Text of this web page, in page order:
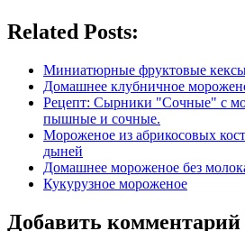
Related Posts:
Миниатюрные фруктовые
Домашнее клубничное
Рецепт: Сырники "Сочные" с
пышные и сочные.
Мороженое из абрикосовых
дыней
Домашнее мороженое без
Кукурузное мороженое
Добавить комментарий